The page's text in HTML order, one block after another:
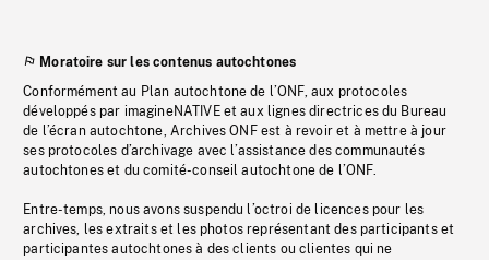
Moratoire sur les contenus autochtones
Conformément au Plan autochtone de l’ONF, aux protocoles
développés par imagineNATIVE et aux lignes directrices du Bureau
de l’écran autochtone, Archives ONF est à revoir et à mettre à jour
ses protocoles d’archivage avec l’assistance des communautés
autochtones et du comité-conseil autochtone de l’ONF.
Entre-temps, nous avons suspendu l’octroi de licences pour les
archives, les extraits et les photos représentant des participants et
participantes autochtones à des clients ou clientes qui ne